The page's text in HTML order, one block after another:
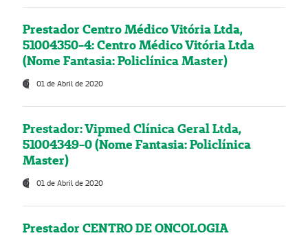
Prestador Centro Médico Vitória Ltda,
51004350-4: Centro Médico Vitória Ltda
(Nome Fantasia: Policlínica Master)
01 de Abril de 2020
Prestador: Vipmed Clínica Geral Ltda,
51004349-0 (Nome Fantasia: Policlínica
Master)
01 de Abril de 2020
Prestador CENTRO DE ONCOLOGIA